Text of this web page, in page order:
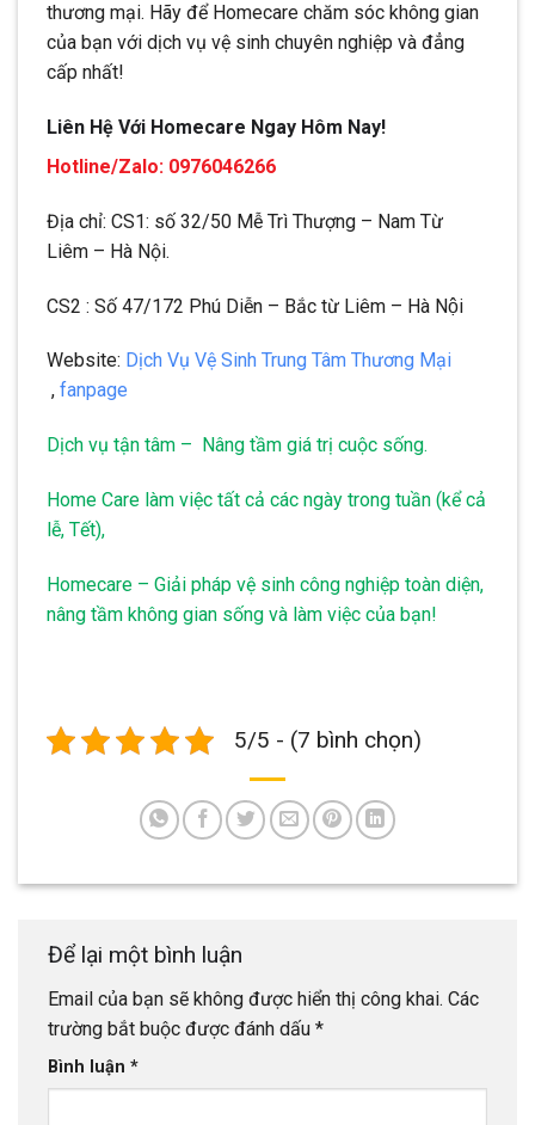
thương mại. Hãy để Homecare chăm sóc không gian
của bạn với dịch vụ vệ sinh chuyên nghiệp và đẳng
cấp nhất!
Liên Hệ Với Homecare Ngay Hôm Nay!
Hotline/Zalo: 0976046266
Địa chỉ: CS1: số 32/50 Mễ Trì Thượng – Nam Từ
Liêm – Hà Nội.
CS2 : Số 47/172 Phú Diễn – Bắc từ Liêm – Hà Nội
Website: Dịch Vụ Vệ Sinh Trung Tâm Thương Mại
, fanpage
Dịch vụ tận tâm – Nâng tầm giá trị cuộc sống.
Home Care làm việc tất cả các ngày trong tuần (kể cả
lễ, Tết),
Homecare – Giải pháp vệ sinh công nghiệp toàn diện,
nâng tầm không gian sống và làm việc của bạn!
5/5 - (7 bình chọn)
Để lại một bình luận
Email của bạn sẽ không được hiển thị công khai. Các
trường bắt buộc được đánh dấu *
Bình luận *